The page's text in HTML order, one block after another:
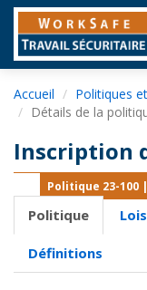
Accueil Politiques
Détails de la
Inscription
Politique 23-100
Politique
Définitions